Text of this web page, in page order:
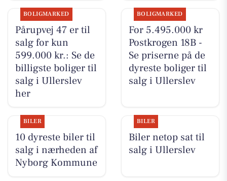
BOLIGMARKED
Pårupvej 47 er til
salg for kun
599.000 kr.: Se de
billigste boliger til
salg i Ullerslev
her
BOLIGMARKED
For 5.495.000 kr
Postkrogen 18B -
Se priserne på de
dyreste boliger til
salg i Ullerslev
BILER
10 dyreste biler til
salg i nærheden af
Nyborg Kommune
BILER
Biler netop sat til
salg i Ullerslev